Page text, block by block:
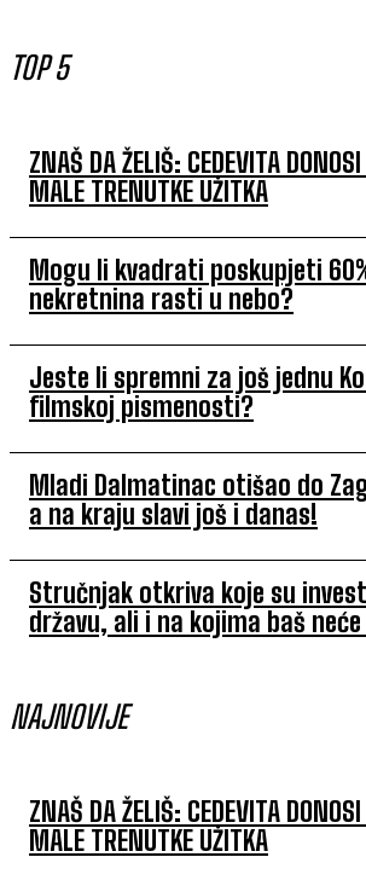
TOP 5
ZNAŠ DA ŽELIŠ: CEDEVITA
MALE TRENUTKE UŽITKA
Mogu li kvadrati poskupjeti
nekretnina rasti u nebo?
Jeste li spremni za još jednu
filmskoj pismenosti?
Mladi Dalmatinac otišao do
a na kraju slavi još i danas!
Stručnjak otkriva koje su
državu, ali i na kojima baš
NAJNOVIJE
ZNAŠ DA ŽELIŠ: CEDEVITA
MALE TRENUTKE UŽITKA